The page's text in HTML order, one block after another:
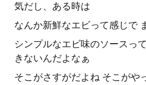
気だし、ある時は
なんか新鮮なエビって感じで
シンプルなエビ味のソースっ
きないんだよなぁ
そこがさすがだよね そこがや